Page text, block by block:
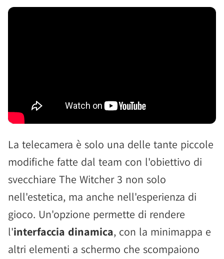
La telecamera è solo una delle tante piccole
modifiche fatte dal team con l'obiettivo di
svecchiare The Witcher 3 non solo
nell'estetica, ma anche nell'esperienza di
gioco. Un'opzione permette di rendere
l'interfaccia dinamica, con la minimappa e
altri elementi a schermo che scompaiono